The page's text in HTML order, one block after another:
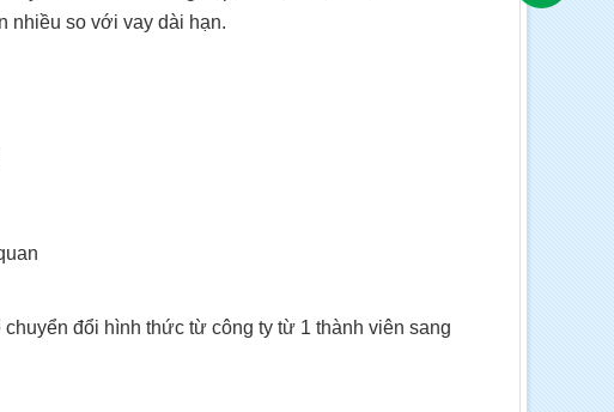
nhiều so với vay dài hạn.
chuyển đổi hình thức từ công ty từ 1 thành viên sang